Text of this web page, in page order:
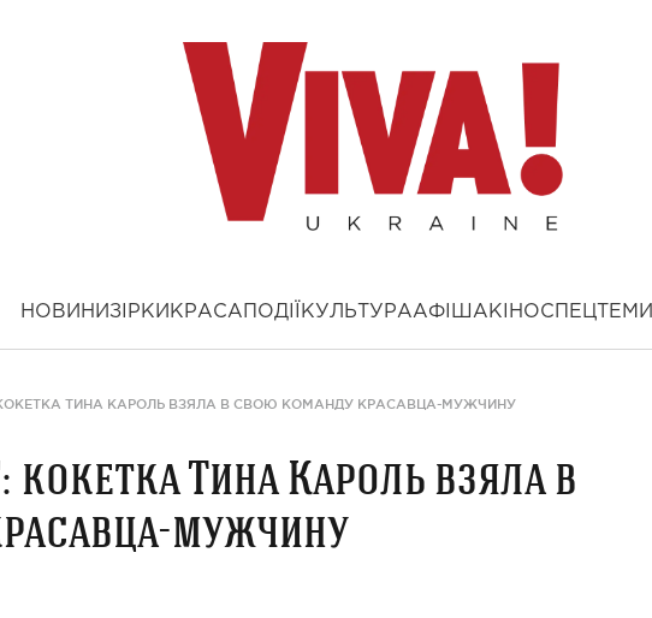
НОВИНИ ЗІРКИ КРАСА ПОДІЇ КУЛЬТУРААФІША КІНОСПЕЦТЕМИ
ТИНА КАРОЛЬ ВЗЯЛА В СВОЮ КОМАНДУ КРАСАВЦА-МУЖЧИНУ
кокетка Тина Кароль взяла в
мужчину